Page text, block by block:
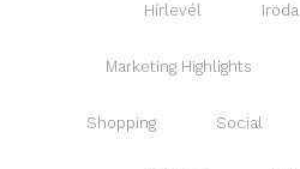
Hírlevél Iroda
Marketing Highlights
Shopping Social